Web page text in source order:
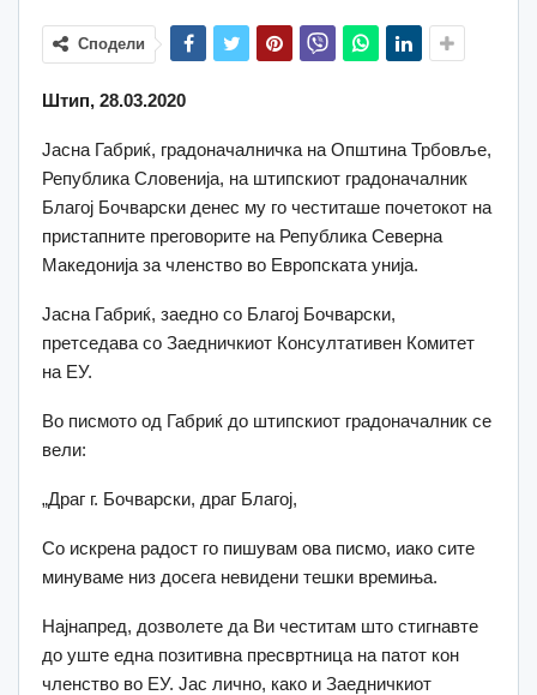
Сподели
Штип, 28.03.2020
Јасна Габриќ, градоначалничка на Општина Трбовље,
Република Словенија, на штипскиот градоначалник
Благој Бочварски денес му го честиташе почетокот на
пристапните преговорите на Република Северна
Македонија за членство во Европската унија.
Јасна Габриќ, заедно со Благој Бочварски,
претседава со Заедничкиот Консултативен Комитет
на ЕУ.
Во писмото од Габриќ до штипскиот градоначалник се
вели:
„Драг г. Бочварски, драг Благој,
Со искрена радост го пишувам ова писмо, иако сите
минуваме низ досега невидени тешки времиња.
Најнапред, дозволете да Ви честитам што стигнавте
до уште една позитивна пресвртница на патот кон
членство во ЕУ. Јас лично, како и Заедничкиот